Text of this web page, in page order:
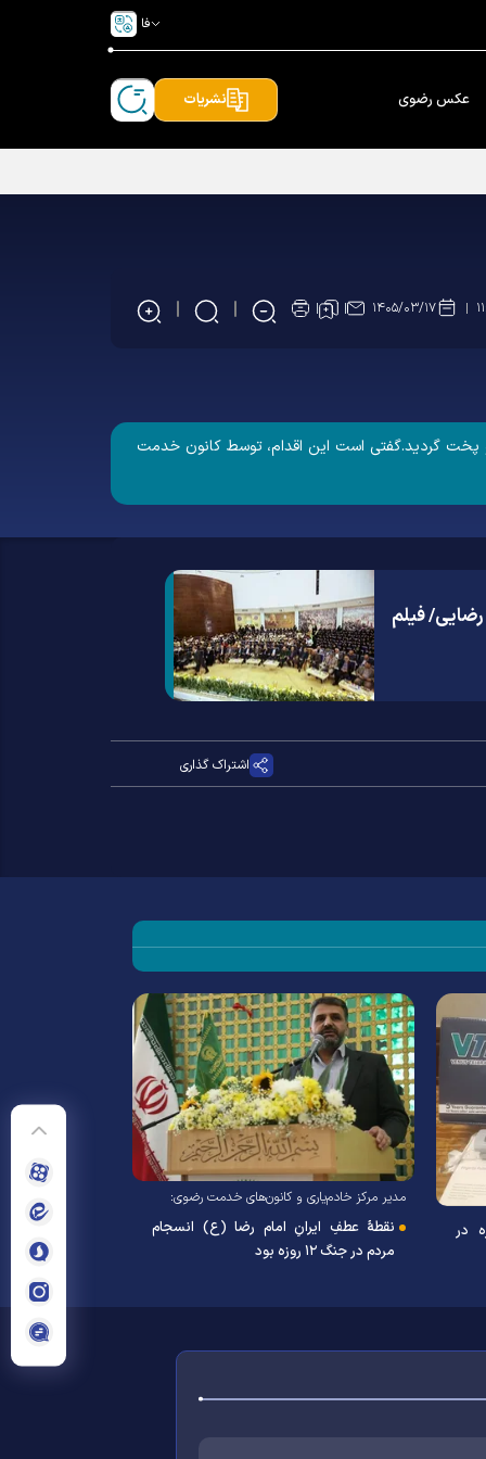
فا
عکس رضوی نشریات
۱۴۰۵/۰۳/۱۷
استان اصفهان به تهیه و پخت 3 هزار دیزی چهار نفره با مشارکت 150 خادمیار تهیه و پخت گردید.گفتی است این اقدام، توسط کانون خدمت
اشتراک گذاری
نذر نفس؛ جلوه‌ای از زندگی دوباره در
شاهین‌شهر
نقطهٔ عطفِ ایرانِ